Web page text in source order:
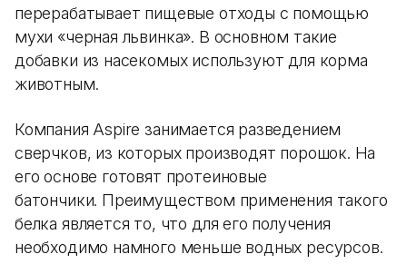
перерабатывает пищевые отходы с помощью
мухи «черная львинка». В основном такие
добавки из насекомых используют для корма
животным.
Компания Aspire занимается разведением
сверчков, из которых производят порошок. На
его основе готовят протеиновые
батончики. Преимуществом применения такого
белка является то, что для его получения
необходимо намного меньше водных ресурсов.